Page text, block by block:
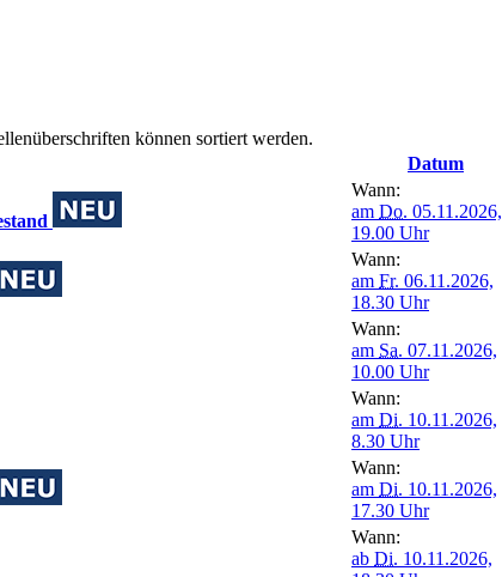
können sortiert werden.
Datum
Wann:
am Do. 05.11.2026,
19.00 Uhr
Wann:
am Fr. 06.11.2026,
18.30 Uhr
Wann:
am Sa. 07.11.2026,
10.00 Uhr
Wann:
am Di. 10.11.2026,
8.30 Uhr
Wann:
am Di. 10.11.2026,
17.30 Uhr
Wann:
ab Di. 10.11.2026,